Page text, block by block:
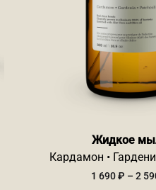
Жидкое
Кардамон •
1 690₽ – 2